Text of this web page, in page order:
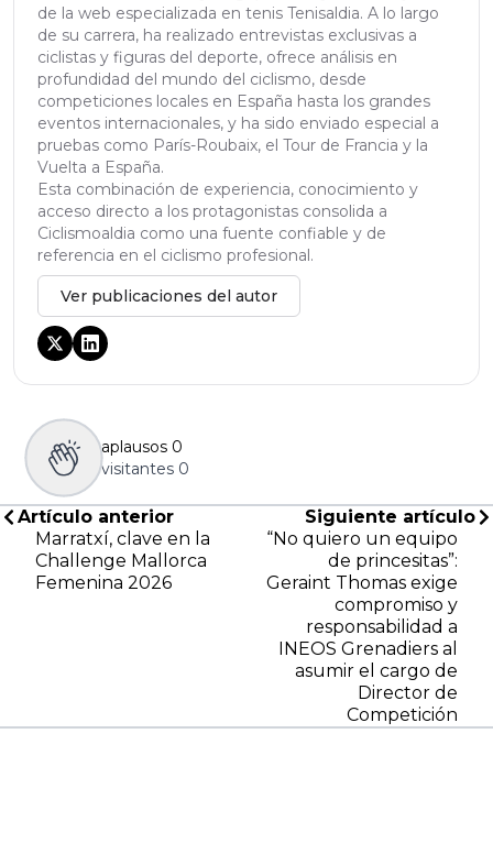
de la web especializada en tenis Tenisaldia. A lo largo
de su carrera, ha realizado entrevistas exclusivas a
ciclistas y figuras del deporte, ofrece análisis en
profundidad del mundo del ciclismo, desde
competiciones locales en España hasta los grandes
eventos internacionales, y ha sido enviado especial a
pruebas como París-Roubaix, el Tour de Francia y la
Vuelta a España.
Esta combinación de experiencia, conocimiento y
acceso directo a los protagonistas consolida a
Ciclismoaldia como una fuente confiable y de
referencia en el ciclismo profesional.
Ver publicaciones del autor
aplausos 0
visitantes 0
Artículo anterior
Marratxí, clave en la
Challenge Mallorca
Femenina 2026
Siguiente artículo
“No quiero un equipo
de princesitas”:
Geraint Thomas exige
compromiso y
responsabilidad a
INEOS Grenadiers al
asumir el cargo de
Director de
Competición